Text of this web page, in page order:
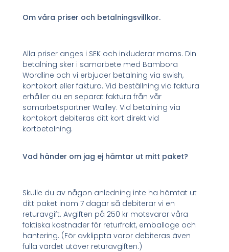
Om våra priser och betalningsvillkor.
Alla priser anges i SEK och inkluderar moms. Din
betalning sker i samarbete med Bambora
Wordline och vi erbjuder betalning via swish,
kontokort eller faktura. Vid beställning via faktura
erhåller du en separat faktura från vår
samarbetspartner Walley. Vid betalning via
kontokort debiteras ditt kort direkt vid
kortbetalning.
Vad händer om jag ej hämtar ut mitt paket?
Skulle du av någon anledning inte ha hämtat ut
ditt paket inom 7 dagar så debiterar vi en
returavgift. Avgiften på 250 kr motsvarar våra
faktiska kostnader för returfrakt, emballage och
hantering. (För avklippta varor debiteras även
fulla värdet utöver returavgiften.)